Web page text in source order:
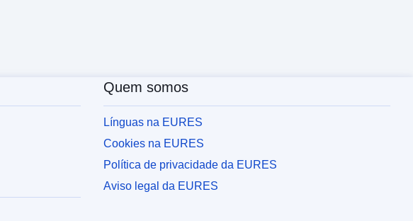
Quem somos
Línguas na EURES
Cookies na EURES
Política de privacidade da EURES
Aviso legal da EURES